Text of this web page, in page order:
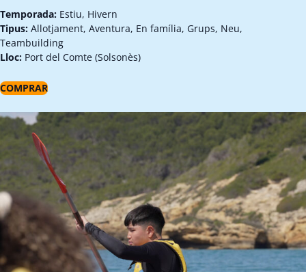
Temporada: Estiu, Hivern
Tipus: Allotjament, Aventura, En família, Grups, Neu,
Teambuilding
Lloc: Port del Comte (Solsonès)
COMPRAR